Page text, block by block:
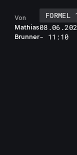
Mathias
Brunner
Von
FORMEL
- 11:10